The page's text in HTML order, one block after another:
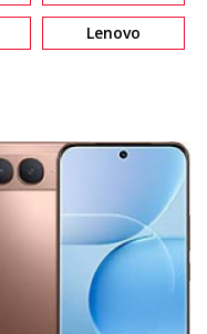
Lenovo